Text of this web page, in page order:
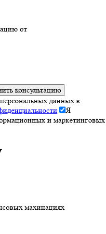
от
консультацию
данных в
Я
и маркетинговых
махинациях